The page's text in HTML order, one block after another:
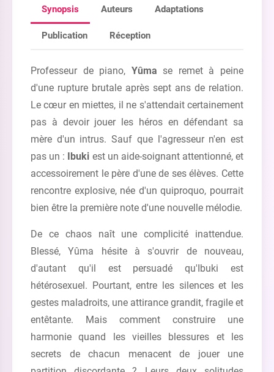
Synopsis Auteurs Adaptations
Publication Réception
Professeur de piano, Yûma se remet à peine
d'une rupture brutale après sept ans de relation.
Le cœur en miettes, il ne s'attendait certainement
pas à devoir jouer les héros en défendant sa
mère d'un intrus. Sauf que l'agresseur n'en est
pas un : Ibuki est un aide-soignant attentionné, et
accessoirement le père d'une de ses élèves. Cette
rencontre explosive, née d'un quiproquo, pourrait
bien être la première note d'une nouvelle mélodie.
De ce chaos naît une complicité inattendue.
Blessé, Yûma hésite à s'ouvrir de nouveau,
d'autant qu'il est persuadé qu'Ibuki est
hétérosexuel. Pourtant, entre les silences et les
gestes maladroits, une attirance grandit, fragile et
entêtante. Mais comment construire une
harmonie quand les vieilles blessures et les
secrets de chacun menacent de jouer une